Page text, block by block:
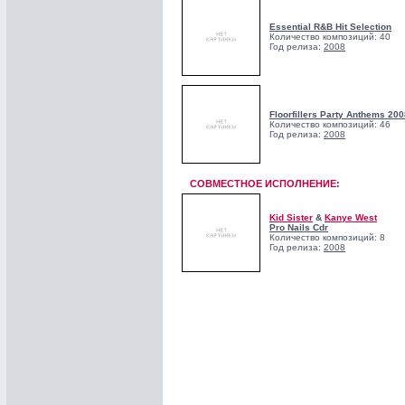
Essential R&B Hit Selection
Количество композиций: 40
Год релиза: 2008
Floorfillers Party Anthems
Количество композиций: 46
Год релиза: 2008
СОВМЕСТНОЕ ИСПОЛНЕНИЕ:
Kid Sister & Kanye West
Pro Nails Cdr
Количество композиций: 8
Год релиза: 2008